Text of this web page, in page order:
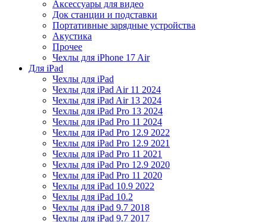
Аксессуары для видео
Док станции и подставки
Портативные зарядные устройства
Акустика
Прочее
Чехлы для iPhone 17 Air
Для iPad
Чехлы для iPad
Чехлы для iPad Air 11 2024
Чехлы для iPad Air 13 2024
Чехлы для iPad Pro 13 2024
Чехлы для iPad Pro 11 2024
Чехлы для iPad Pro 12.9 2022
Чехлы для iPad Pro 12.9 2021
Чехлы для iPad Pro 11 2021
Чехлы для iPad Pro 12.9 2020
Чехлы для iPad Pro 11 2020
Чехлы для iPad 10.9 2022
Чехлы для iPad 10.2
Чехлы для iPad 9.7 2018
Чехлы для iPad 9.7 2017